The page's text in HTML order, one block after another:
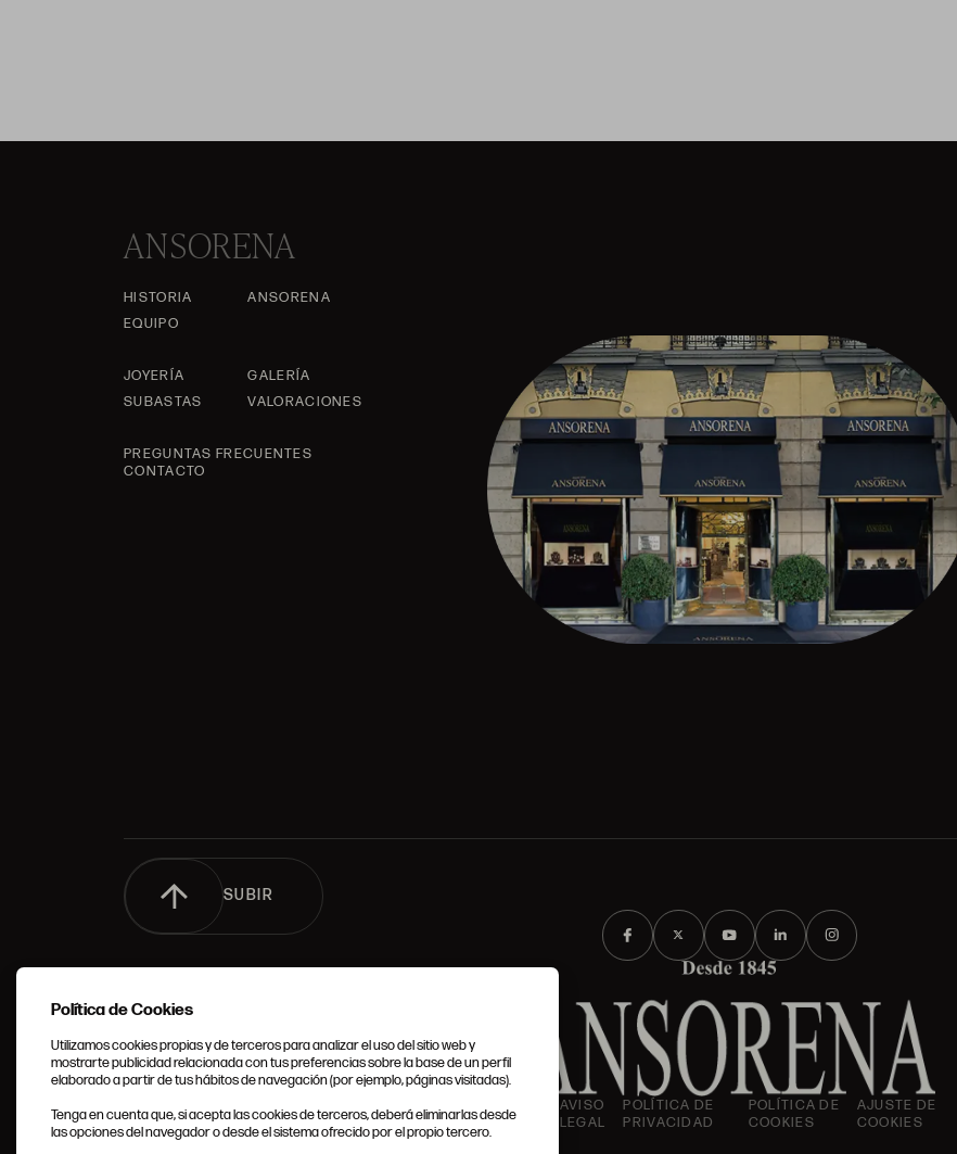
ANSORENA
HISTORIA
ANSORENA
EQUIPO
JOYERÍA
GALERÍA
SUBASTAS
VALORACIONES
PREGUNTAS FRECUENTES
CONTACTO
SUBIR
GENERALES
AVISO
LEGAL
POLÍTICA DE
PRIVACIDAD
POLÍTICA DE
COOKIES
AJUSTE DE
COOKIES
Política de Cookies
Utilizamos cookies propias y de terceros para analizar el uso del sitio web y
mostrarte publicidad relacionada con tus preferencias sobre la base de un perfil
elaborado a partir de tus hábitos de navegación (por ejemplo, páginas visitadas).
Tenga en cuenta que, si acepta las cookies de terceros, deberá eliminarlas desde
las opciones del navegador o desde el sistema ofrecido por el propio tercero.